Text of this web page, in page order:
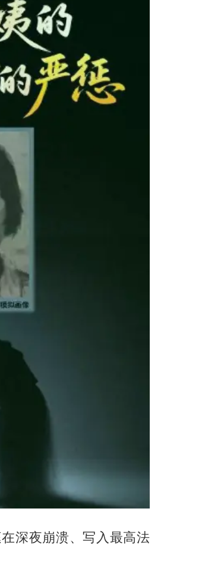
深夜崩溃、写入最高法